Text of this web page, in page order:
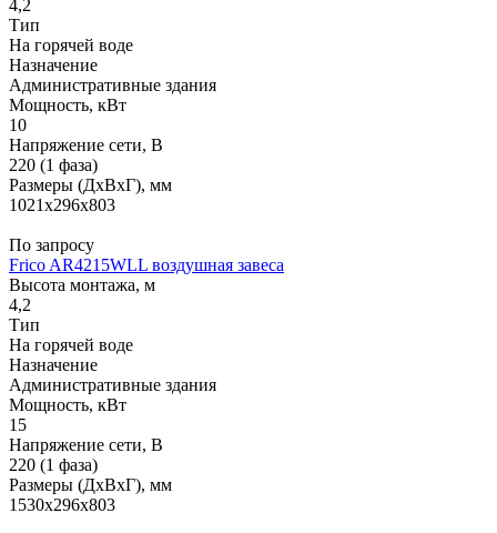
4,2
Тип
На горячей воде
Назначение
Административные здания
Мощность, кВт
10
Напряжение сети, В
220 (1 фаза)
Размеры (ДхВхГ), мм
1021x296x803
По запросу
Frico AR4215WLL воздушная завеса
Высота монтажа, м
4,2
Тип
На горячей воде
Назначение
Административные здания
Мощность, кВт
15
Напряжение сети, В
220 (1 фаза)
Размеры (ДхВхГ), мм
1530x296x803